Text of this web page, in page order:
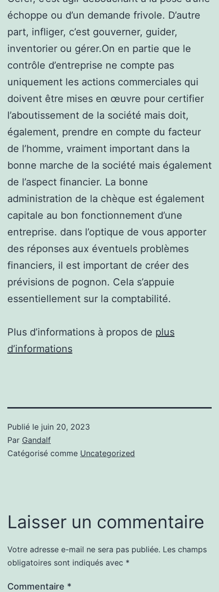
échoppe ou d’un demande frivole. D’autre
part, infliger, c’est gouverner, guider,
inventorier ou gérer.On en partie que le
contrôle d’entreprise ne compte pas
uniquement les actions commerciales qui
doivent être mises en œuvre pour certifier
l’aboutissement de la société mais doit,
également, prendre en compte du facteur
de l’homme, vraiment important dans la
bonne marche de la société mais également
de l’aspect financier. La bonne
administration de la chèque est également
capitale au bon fonctionnement d’une
entreprise. dans l’optique de vous apporter
des réponses aux éventuels problèmes
financiers, il est important de créer des
prévisions de pognon. Cela s’appuie
essentiellement sur la comptabilité.
Plus d’informations à propos de plus
d’informations
Publié le juin 20, 2023
Par Gandalf
Catégorisé comme Uncategorized
Laisser un commentaire
Votre adresse e-mail ne sera pas publiée. Les champs
obligatoires sont indiqués avec *
Commentaire *